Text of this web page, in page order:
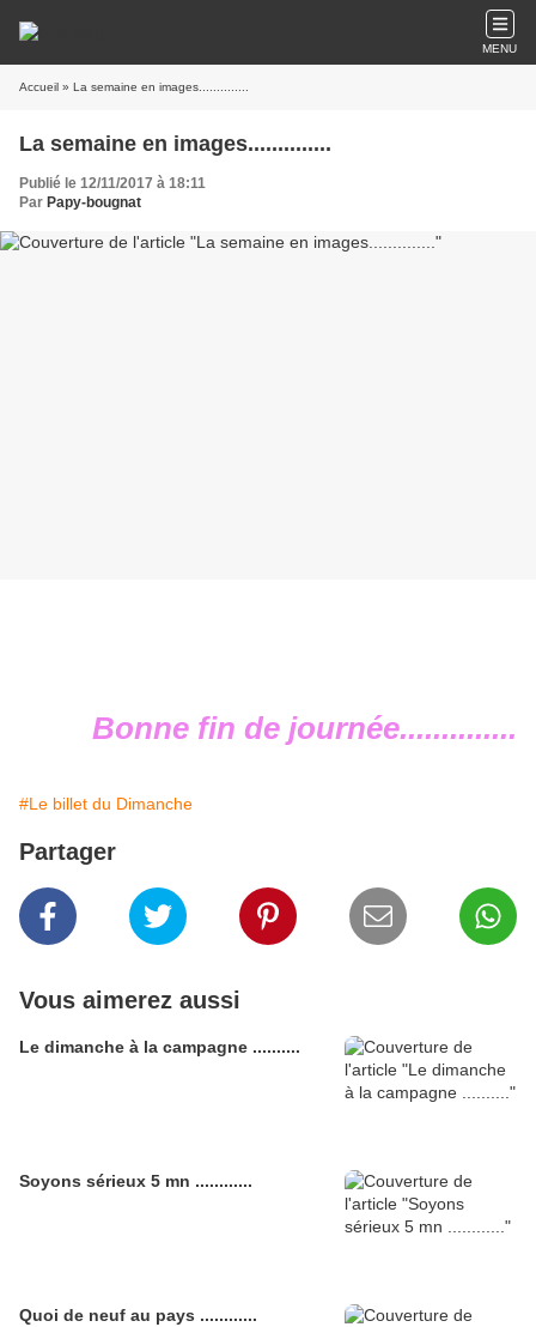
MENU
Accueil » La semaine en images..............
La semaine en images..............
Publié le 12/11/2017 à 18:11
Par Papy-bougnat
Bonne fin de journée..............
#Le billet du Dimanche
Partager
Vous aimerez aussi
Le dimanche à la campagne ..........
Soyons sérieux 5 mn ............
Quoi de neuf au pays ............